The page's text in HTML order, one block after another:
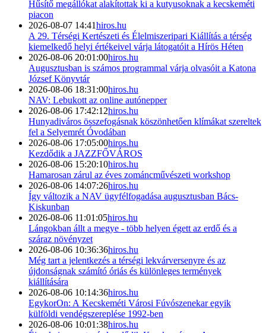
Hűsítő megállókat alakítottak ki a kutyusoknak a kecskeméti
piacon
2026-08-07 14:41hiros.hu
A 29. Térségi Kertészeti és Élelmiszeripari Kiállítás a térség
kiemelkedő helyi értékeivel várja látogatóit a Hírös Héten
2026-08-06 20:01:00hiros.hu
Augusztusban is számos programmal várja olvasóit a Katona
József Könyvtár
2026-08-06 18:31:00hiros.hu
NAV: Lebukott az online autónepper
2026-08-06 17:42:12hiros.hu
Hunyadiváros összefogásnak köszönhetően klímákat szereltek
fel a Selyemrét Óvodában
2026-08-06 17:05:00hiros.hu
Kezdődik a JAZZFŐVÁROS
2026-08-06 15:20:10hiros.hu
Hamarosan zárul az éves zománcművészeti workshop
2026-08-06 14:07:26hiros.hu
Így változik a NAV ügyfélfogadása augusztusban Bács-
Kiskunban
2026-08-06 11:01:05hiros.hu
Lángokban állt a megye - több helyen égett az erdő és a
száraz növényzet
2026-08-06 10:36:36hiros.hu
Még tart a jelentkezés a térségi lekvárversenyre és az
újdonságnak számító óriás és különleges termények
kiállítására
2026-08-06 10:14:36hiros.hu
EgykorOn: A Kecskeméti Városi Fúvószenekar egyik
külföldi vendégszereplése 1992-ben
2026-08-06 10:01:38hiros.hu